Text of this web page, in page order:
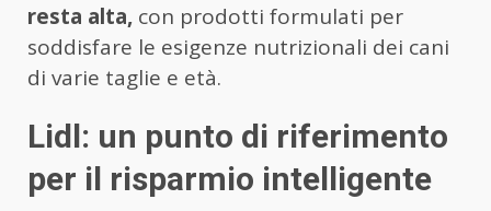
resta alta, con prodotti formulati per
soddisfare le esigenze nutrizionali dei cani
di varie taglie e età.
Lidl: un punto di riferimento
per il risparmio intelligente